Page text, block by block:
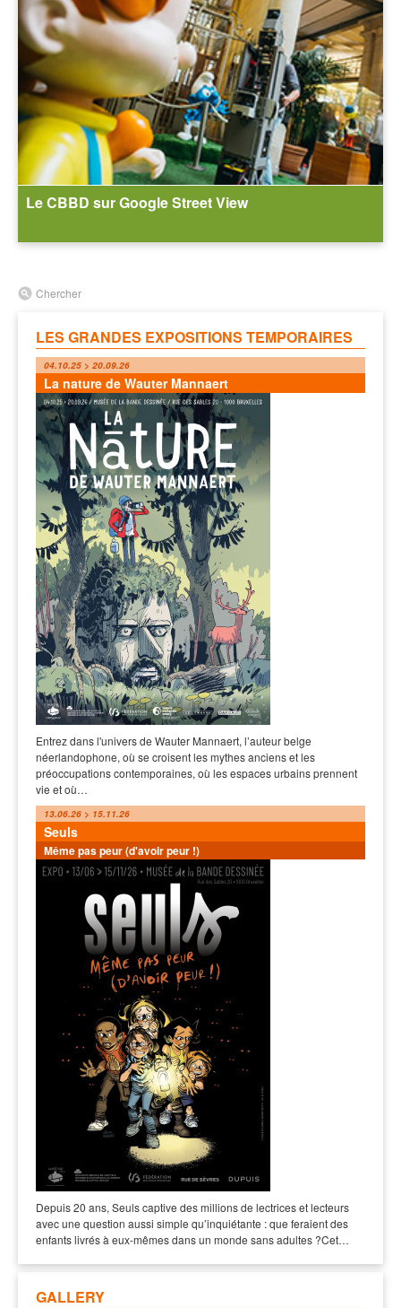
Le CBBD sur Google Street View
Chercher
LES GRANDES EXPOSITIONS TEMPORAIRES
04.10.25 > 20.09.26
La nature de Wauter Mannaert
Entrez dans l'univers de Wauter Mannaert, l’auteur belge
néerlandophone, où se croisent les mythes anciens et les
préoccupations contemporaines, où les espaces urbains prennent
vie et où…
13.06.26 > 15.11.26
Seuls
Même pas peur (d'avoir peur !)
Depuis 20 ans, Seuls captive des millions de lectrices et lecteurs
avec une question aussi simple qu’inquiétante : que feraient des
enfants livrés à eux-mêmes dans un monde sans adultes ?Cet…
GALLERY